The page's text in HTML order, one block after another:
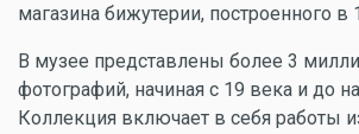
магазина бижутерии, построенного в
В музее представлены более 3
фотографий, начиная с 19 века и до
Коллекция включает в себя работы